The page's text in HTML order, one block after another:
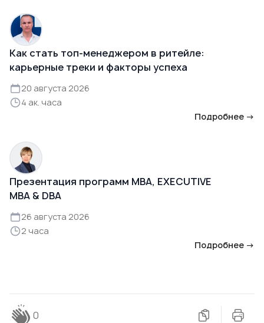
Как стать топ-менеджером в ритейле:
карьерные треки и факторы успеха
20 августа 2026
4 ак. часа
Подробнее →
Презентация программ MBA, EXECUTIVE
MBA & DBA
26 августа 2026
2 часа
Подробнее →
0